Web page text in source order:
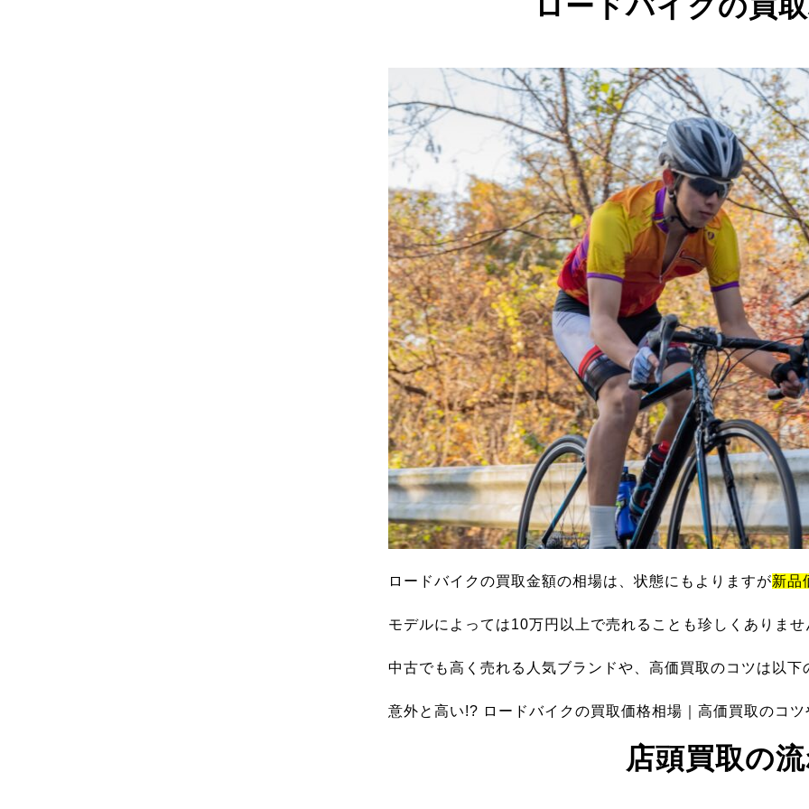
ロードバイクの買取金額の相場は、状態にもよりますが新品
モデルによっては10万円以上で売れることも珍しくありませ
中古でも高く売れる人気ブランドや、高価買取のコツは以
意外と高い!? ロードバイクの買取価格相場｜高価買取のコ
店頭買取の